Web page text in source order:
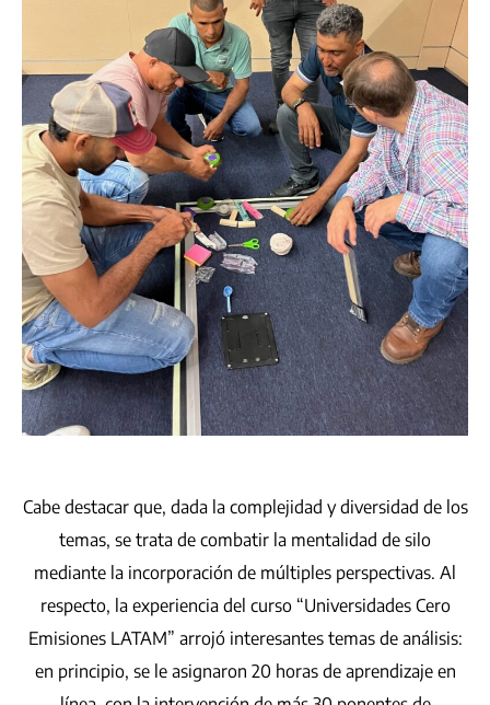
Cabe destacar que, dada la complejidad y diversidad de los
temas, se trata de combatir la mentalidad de silo
mediante la incorporación de múltiples perspectivas. Al
respecto, la experiencia del curso “Universidades Cero
Emisiones LATAM” arrojó interesantes temas de análisis:
en principio, se le asignaron 20 horas de aprendizaje en